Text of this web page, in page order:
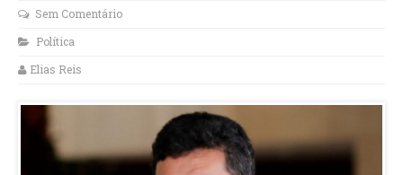
Sem Comentário
Política
Elias Reis